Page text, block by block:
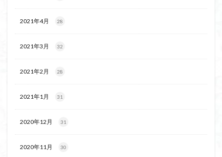
2021年4月 28
2021年3月 32
2021年2月 28
2021年1月 31
2020年12月 31
2020年11月 30